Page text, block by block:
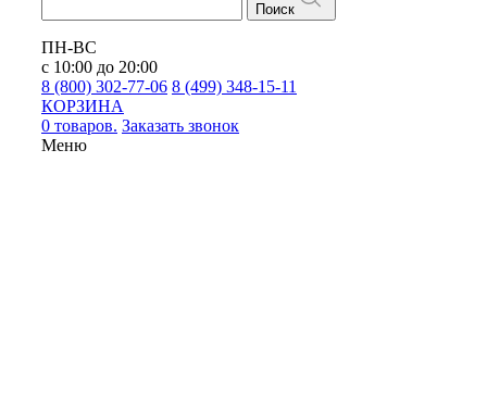
Поиск
ПН-ВС
с 10:00 до 20:00
8 (800) 302-77-06 8 (499) 348-15-11
КОРЗИНА
0 товаров. Заказать звонок
Меню